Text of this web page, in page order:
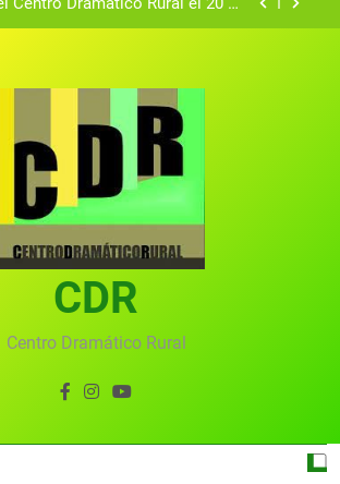
Centro Dramático Rural el 20 de
Centro Dramático Rural de Mira
(Cuenca)
del Centro Dramático Rural de
del Centro Dramático Rural 2025
Centro Dramático Rural el 20 de
seleccionados en el VI Certamen
Nieva de piezas breves teatrales
Centro Dramático Rural de Mira
del Centro Dramático Rural de
CDR
Centro Dramático Rural